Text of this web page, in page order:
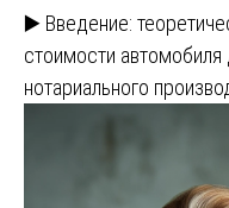
▶️ Введение:
стоимости
нотариального